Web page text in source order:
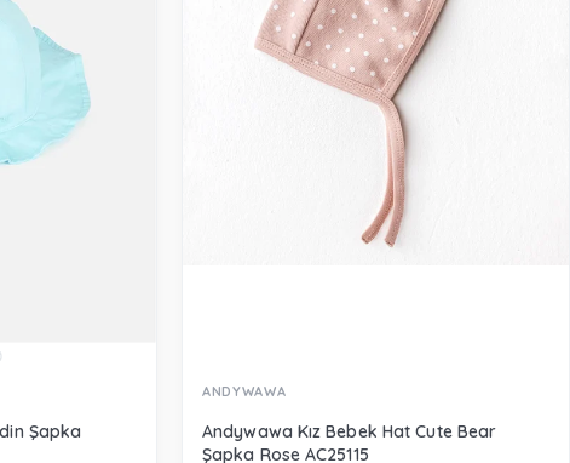
Şapka
ANDYWAWA
Andywawa Kız Bebek Hat Cute Bear
Şapka Rose AC25115